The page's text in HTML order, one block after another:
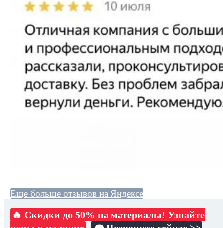
Еще больше отзывов на Яндексе
🔥 Скидки до 50% на материалы! Узнайте